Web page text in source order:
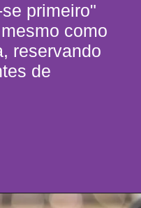
primeiro"
como
reservando
de